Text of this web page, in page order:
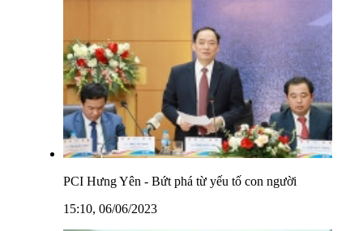
PCI Hưng Yên - Bứt phá từ yếu tố con người
15:10, 06/06/2023